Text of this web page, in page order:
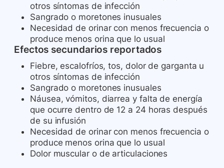
otros síntomas de infección
Sangrado o moretones inusuales
Necesidad de orinar con menos frecuencia o
produce menos orina que lo usual
Efectos secundarios reportados
Fiebre, escalofríos, tos, dolor de garganta u
otros síntomas de infección
Sangrado o moretones inusuales
Náusea, vómitos, diarrea y falta de energía
que ocurre dentro de 12 a 24 horas después
de su infusión
Necesidad de orinar con menos frecuencia o
produce menos orina que lo usual
Dolor muscular o de articulaciones